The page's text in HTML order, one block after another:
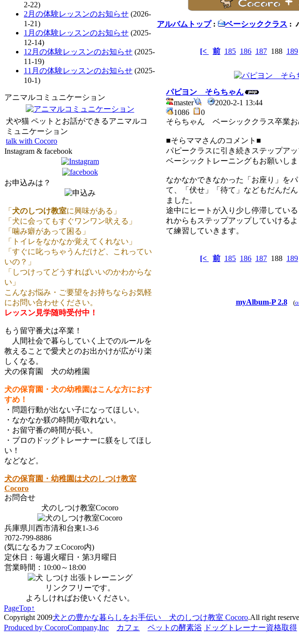
2-22)
2月の体験レッスンのお知らせ (2026-
1-21)
1月の体験レッスンのお知らせ (2025-
12-14)
12月の体験レッスンのお知らせ (2025-
11-19)
11月の体験レッスンのお知らせ (2025-
10-1)
アニマルコミュニケーション
犬や猫 ペットとお話ができるアニマルコ
ミュニケーション
talk with Cocoro
Instagram & facebook
お申込みは？
「 犬のしつけ教室に興味がある」
「犬に会ってもすぐワンワン吠える」
「噛み癖があって困る」
「トイレをなかなか覚えてくれない」
「すぐに叱っちゃうんだけど、これってい
いの？」
「しつけってどうすればいいのかわからな
い」
こんなお悩み・ご要望をお持ちならお気軽
にお問い合わせください。
レッスン見学随時受付中！
もう留守番犬は卒業！
人間社会で暮らしていく上でのルールを
教えることで愛犬とのお出かけが広がり楽
しくなる。
犬の保育園 犬の幼稚園
犬の保育園・犬の幼稚園はこんな方におす
すめ！
・問題行動が出ない子になってほしい。
・なかなか躾の時間が取れない。
・お留守番の時間が長い。
・プロのドッグトレーナーに躾をしてほし
い！
などなど。
犬の保育園・幼稚園は犬のしつけ教室
Cocoro
お問合せ
犬のしつけ教室Cocoro
兵庫県川西市清和台東1-3-6
?072-799-8886
(気になるカフェCocoro内)
定休日：毎週火曜日・第3月曜日
営業時間：10:00～18:00
リンクフリーです。
よろしければお使いください。
アルバムトップ: ベーシッククラス :
[< 前 185 186 187 188 189
パピヨン そらちゃん
master
2020-2-1 13:44
1086
0
そらちゃん ベーシッククラス卒業お
■そらママさんのコメント■
パピークラスに引き続きステップア
ベーシックトレーニングもお願いしま
なかなかできなかった「お座り」を
て、「伏せ」「待て」などもだんだ
ました。
途中にヒートが入り少し停滞してい
れからもステップアップしていける
て練習していきます。
[< 前 185 186 187 188 189
myAlbum-P 2.8 (
PageTop↑
Copyright 2009犬との豊かな暮らしをお手伝い 犬のしつけ教室 Cocoro.All right
Produced by CocoroCompany,Inc
カフェ ペットの酵素浴 ドッグトレーナー資格取得